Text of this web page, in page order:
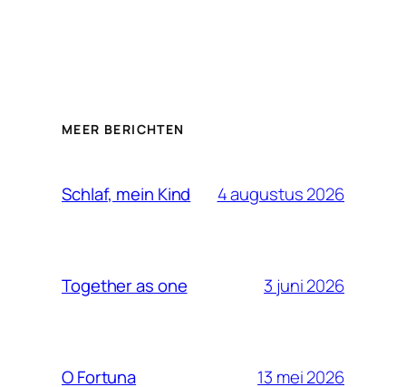
MEER BERICHTEN
Schlaf, mein Kind 4 augustus 2026
Together as one 3 juni 2026
O Fortuna 13 mei 2026